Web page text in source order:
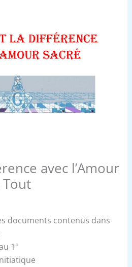
avec l’Amour
Tout
documents contenus dans
1°